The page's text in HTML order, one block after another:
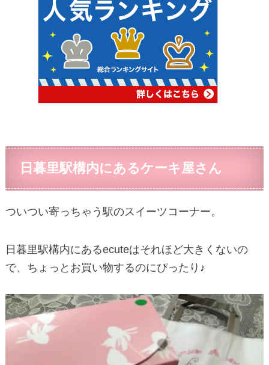
日暮里駅構内にあるケーキ屋さん
ついつい寄っちゃう駅のスイーツコーナー。
日暮里駅構内にあるecuteはそれほど大きくないの
で、ちょっとお買い物するのにぴったり♪